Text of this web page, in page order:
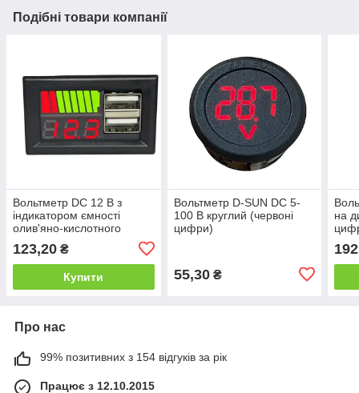
Подібні товари компанії
Вольтметр DC 12 В з
індикатором ємності
олив'яно-кислотного
портами заряджання
(червоні цифри)
123,20 ₴
Купити
Вольтметр D-SUN DC 5-
100 В круглий (червоні
цифри)
55,30₴
на
Про нас
99% позитивних з 154 відгуків за рік
Працює з 12.10.2015